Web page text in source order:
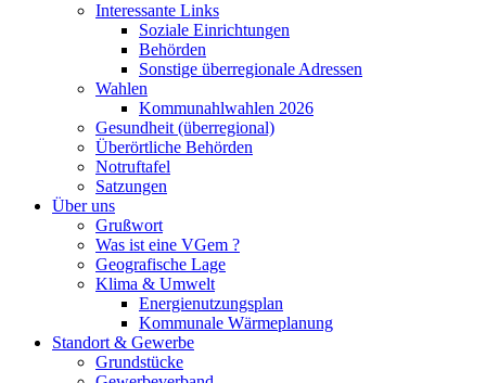
Interessante Links
Soziale Einrichtungen
Behörden
Sonstige überregionale Adressen
Wahlen
Kommunahlwahlen 2026
Gesundheit (überregional)
Überörtliche Behörden
Notruftafel
Satzungen
Über uns
Grußwort
Was ist eine VGem ?
Geografische Lage
Klima & Umwelt
Energienutzungsplan
Kommunale Wärmeplanung
Standort & Gewerbe
Grundstücke